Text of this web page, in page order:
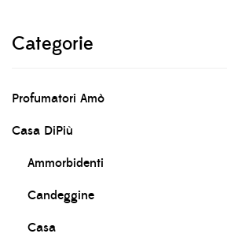
Categorie
Profumatori Amò
Casa DiPiù
Ammorbidenti
Candeggine
Casa